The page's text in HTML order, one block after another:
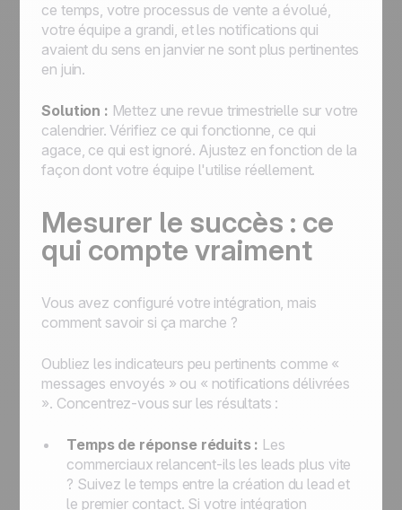
ce temps, votre processus de vente a évolué,
votre équipe a grandi, et les notifications qui
avaient du sens en janvier ne sont plus pertinentes
en juin.
Solution : Mettez une revue trimestrielle sur votre
calendrier. Vérifiez ce qui fonctionne, ce qui
agace, ce qui est ignoré. Ajustez en fonction de la
façon dont votre équipe l'utilise réellement.
Mesurer le succès : ce
qui compte vraiment
Vous avez configuré votre intégration, mais
comment savoir si ça marche ?
Oubliez les indicateurs peu pertinents comme «
messages envoyés » ou « notifications délivrées
». Concentrez-vous sur les résultats :
Temps de réponse réduits : Les
commerciaux relancent-ils les leads plus vite
? Suivez le temps entre la création du lead et
le premier contact. Si votre intégration